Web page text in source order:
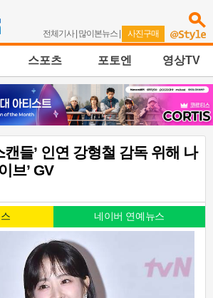
전체기사| 많이본뉴스 | 사진구매
스포츠 포토엔 영상TV
캔들’ 인연 강형철 감독 위해 나
브’ GV
네이버 연예뉴스